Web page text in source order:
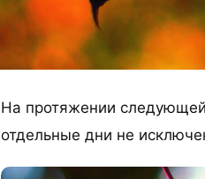
На протяжении
отдельные дни не